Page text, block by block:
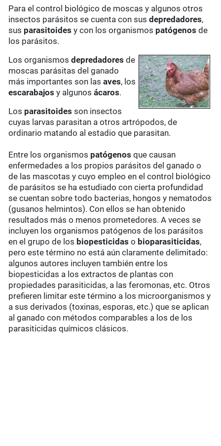
Para el control biológico de moscas y algunos otros
insectos parásitos se cuenta con susdepredadores,
sus parasitoides y con los organismos patógenos de
los parásitos.
Los organismosdepredadores de
moscas parásitas del ganado
más importantes son lasaves, los
escarabajos y algunosácaros.
Los parasitoides son insectos
cuyas larvas parasitan a otros artrópodos, de
ordinario matando al estadio que parasitan.
Entre los organismos patógenos que causan
enfermedades a los propios parásitos del ganado o
de las mascotas y cuyo empleo en el control biológico
de parásitos se ha estudiado con cierta profundidad
se cuentan sobre todo bacterias, hongos y nematodos
(gusanos helmintos). Con ellos se han obtenido
resultados más o menos prometedores. A veces se
incluyen los organismos patógenos de los parásitos
en el grupo de los biopesticidas o bioparasiticidas,
pero este término no está aún claramente delimitado:
algunos autores incluyen también entre los
biopesticidas a los extractos de plantas con
propiedades parasiticidas, a las feromonas, etc. Otros
prefieren limitar este término a los microorganismos y
a sus derivados (toxinas, esporas, etc.) que se aplican
al ganado con métodos comparables a los de los
parasiticidas químicos clásicos.